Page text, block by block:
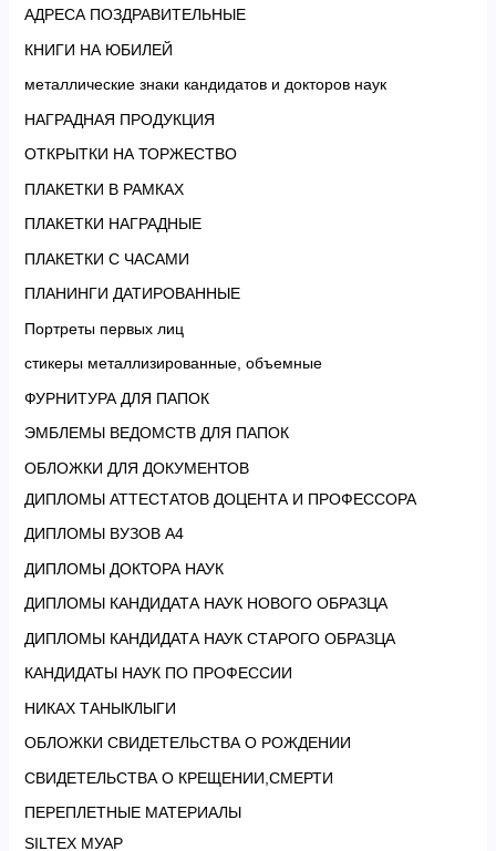
АДРЕСА ПОЗДРАВИТЕЛЬНЫЕ
КНИГИ НА ЮБИЛЕЙ
металлические знаки кандидатов и докторов наук
НАГРАДНАЯ ПРОДУКЦИЯ
ОТКРЫТКИ НА ТОРЖЕСТВО
ПЛАКЕТКИ В РАМКАХ
ПЛАКЕТКИ НАГРАДНЫЕ
ПЛАКЕТКИ С ЧАСАМИ
ПЛАНИНГИ ДАТИРОВАННЫЕ
Портреты первых лиц
стикеры металлизированные, объемные
ФУРНИТУРА ДЛЯ ПАПОК
ЭМБЛЕМЫ ВЕДОМСТВ ДЛЯ ПАПОК
ОБЛОЖКИ ДЛЯ ДОКУМЕНТОВ
ДИПЛОМЫ АТТЕСТАТОВ ДОЦЕНТА И ПРОФЕССОРА
ДИПЛОМЫ ВУЗОВ А4
ДИПЛОМЫ ДОКТОРА НАУК
ДИПЛОМЫ КАНДИДАТА НАУК НОВОГО ОБРАЗЦА
ДИПЛОМЫ КАНДИДАТА НАУК СТАРОГО ОБРАЗЦА
КАНДИДАТЫ НАУК ПО ПРОФЕССИИ
НИКАХ ТАНЫКЛЫГИ
ОБЛОЖКИ СВИДЕТЕЛЬСТВА О РОЖДЕНИИ
СВИДЕТЕЛЬСТВА О КРЕЩЕНИИ,СМЕРТИ
ПЕРЕПЛЕТНЫЕ МАТЕРИАЛЫ
SILTEX МУАР